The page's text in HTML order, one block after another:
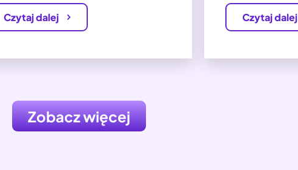
Czytaj dalej Czytaj dalej
Zobacz więcej